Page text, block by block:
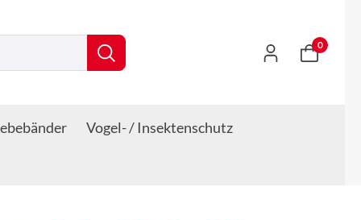
0
Vogel- / Insektenschutz